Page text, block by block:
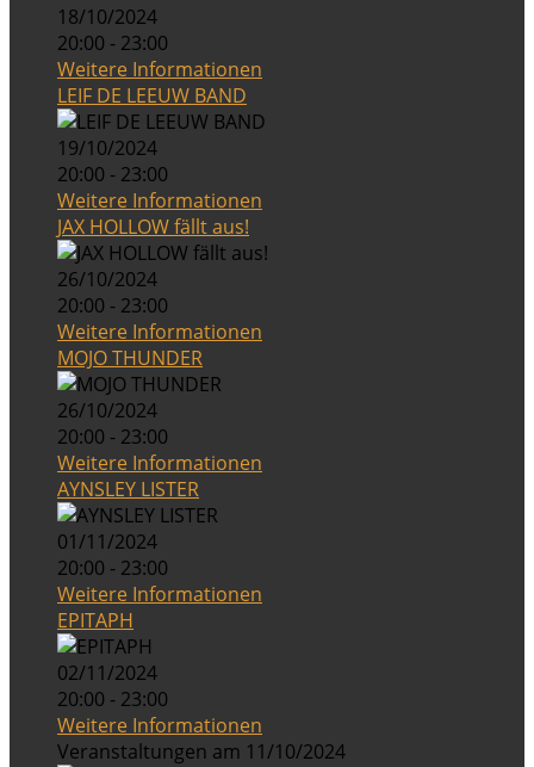
18/10/2024
20:00 - 23:00
Weitere Informationen
LEIF DE LEEUW BAND
19/10/2024
20:00 - 23:00
Weitere Informationen
JAX HOLLOW fällt aus!
26/10/2024
20:00 - 23:00
Weitere Informationen
MOJO THUNDER
26/10/2024
20:00 - 23:00
Weitere Informationen
AYNSLEY LISTER
01/11/2024
20:00 - 23:00
Weitere Informationen
EPITAPH
02/11/2024
20:00 - 23:00
Weitere Informationen
Veranstaltungen am 11/10/2024